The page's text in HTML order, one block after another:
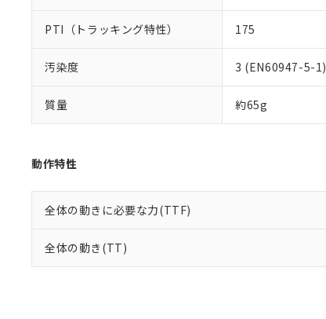
PTI（トラッキング特性） 175
汚染度 3 (EN60947-5-1)
質量 約65g
動作特性
全体の動きに必要な力(TTF)
全体の動き(TT)